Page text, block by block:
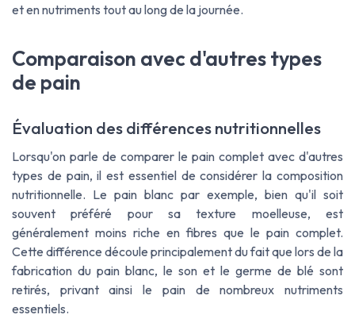
et en nutriments tout au long de la journée.
Comparaison avec d'autres types
de pain
Évaluation des différences nutritionnelles
Lorsqu'on parle de comparer le pain complet avec d'autres
types de pain, il est essentiel de considérer la composition
nutritionnelle. Le pain blanc par exemple, bien qu'il soit
souvent préféré pour sa texture moelleuse, est
généralement moins riche en fibres que le pain complet.
Cette différence découle principalement du fait que lors de la
fabrication du pain blanc, le son et le germe de blé sont
retirés, privant ainsi le pain de nombreux nutriments
essentiels.